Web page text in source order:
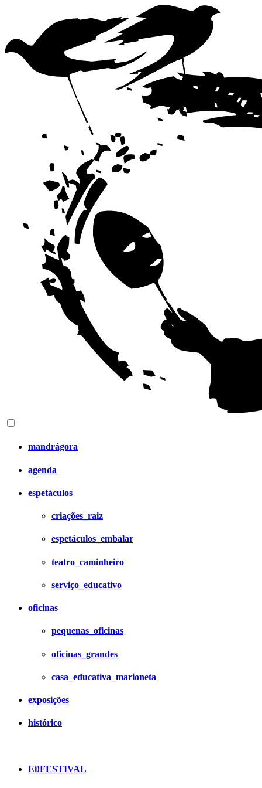
mandrágora
agenda
espetáculos
criações_raiz
espetáculos_embalar
teatro_caminheiro
serviço_educativo
oficinas
pequenas_oficinas
oficinas_grandes
casa_educativa_marioneta
exposições
histórico
Ei!FESTIVAL